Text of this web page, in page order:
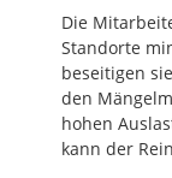
Die
Standorte
beseitigen
den
hohen
kann der